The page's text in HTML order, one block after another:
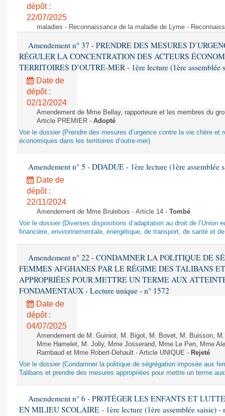
dépôt :
22/07/2025
maladies - Reconnaissance de la maladie de Lyme -
Amendement n° 37 - PRENDRE DES MESURES
RÉGULER LA CONCENTRATION DES ACTEURS
TERRITOIRES D’OUTRE-MER - 1ère lecture (1ère assemblée
Date de
dépôt :
02/12/2024
Amendement de Mme Bellay, rapporteure et les membres du
Article PREMIER - Adopté
Voir le dossier (Prendre des mesures d’urgence contre la vie chère et
économiques dans les territoires d’outre-mer)
Amendement n° 5 - DDADUE - 1ère lecture (1ère assemblée
Date de
dépôt :
22/11/2024
Amendement de Mme Brulebois - Article 14 - Tombé
Voir le dossier (Diverses dispositions d’adaptation au droit de l’Union
financière, environnementale, énergétique, de transport, de santé et
Amendement n° 22 - CONDAMNER LA POLITIQUE DE
FEMMES AFGHANES PAR LE RÉGIME DES TALIBANS
APPROPRIÉES POUR METTRE UN TERME AUX
FONDAMENTAUX - Lecture unique - n° 1572
Date de
dépôt :
04/07/2025
Amendement de M. Guiniot, M. Bigot, M. Bovet, M. Buisson,
Mme Hamelet, M. Jolly, Mme Josserand, Mme Le Pen, Mme
Rambaud et Mme Robert-Dehault - Article UNIQUE - Rejeté
Voir le dossier (Condamner la politique de ségrégation imposée aux
Talibans et prendre des mesures appropriées pour mettre un terme
Amendement n° 6 - PROTÉGER LES ENFANTS ET
EN MILIEU SCOLAIRE - 1ère lecture (1ère assemblée saisie) -